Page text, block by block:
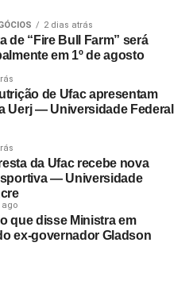
2 dias atrás
de “Fire Bull Farm” será
em 1º de agosto
de Ufac apresentam
Uerj — Universidade Federal
da Ufac recebe nova
— Universidade
ago
que disse Ministra em
ex-governador Gladson